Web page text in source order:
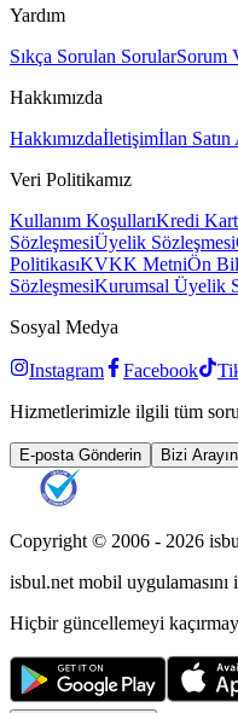
Yardım
Sıkça Sorulan SorularSorum
Hakkımızda
Hakkımızdaİletişimİlan Satın
Veri Politikamız
Kullanım KoşullarıKredi
SözleşmesiÜyelik Sözleşmesi
PolitikasıKVKK MetniÖn
SözleşmesiKurumsal Üyelik
Sosyal Medya
Instagram Facebook
Hizmetlerimizle ilgili tüm
E-posta Gönderin Bizi Arayın
Copyright © 2006 - 2026
isbul.net mobil uygulamasını
Hiçbir güncellemeyi